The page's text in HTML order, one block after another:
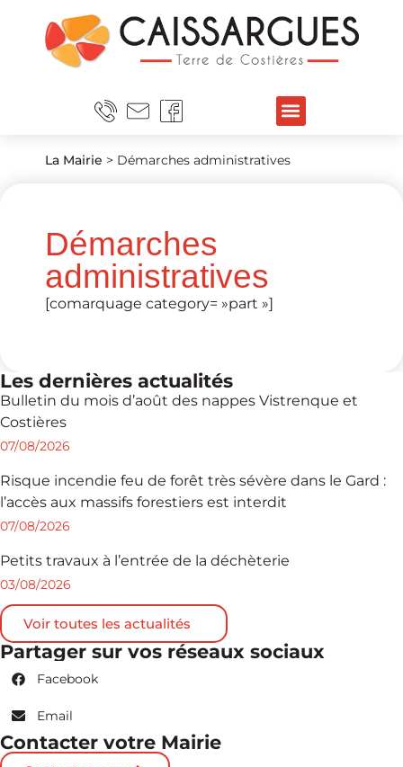
La Mairie > Démarches administratives
Démarches
administratives
[comarquage category= »part »]
Les dernières actualités
Bulletin du mois d’août des nappes Vistrenque et
Costières
07/08/2026
Risque incendie feu de forêt très sévère dans le Gard :
l’accès aux massifs forestiers est interdit
07/08/2026
Petits travaux à l’entrée de la déchèterie
03/08/2026
Voir toutes les actualités
Partager sur vos réseaux sociaux
Facebook
Email
Contacter votre Mairie